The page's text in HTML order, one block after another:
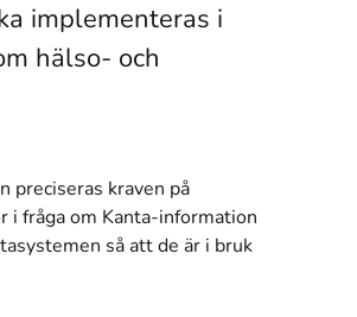
implementeras i
hälso- och
preciseras kraven på
i fråga om Kanta-information
så att de är i bruk